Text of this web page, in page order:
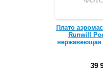
Плато
Runwill
нержавеющая
39